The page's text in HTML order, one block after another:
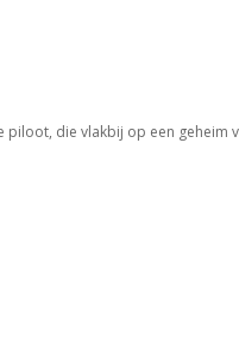
die vlakbij op een